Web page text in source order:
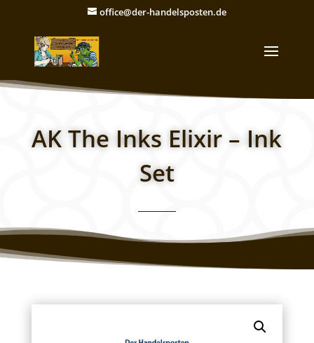
office@der-handelsposten.de
AK The Inks Elixir – Ink
Set